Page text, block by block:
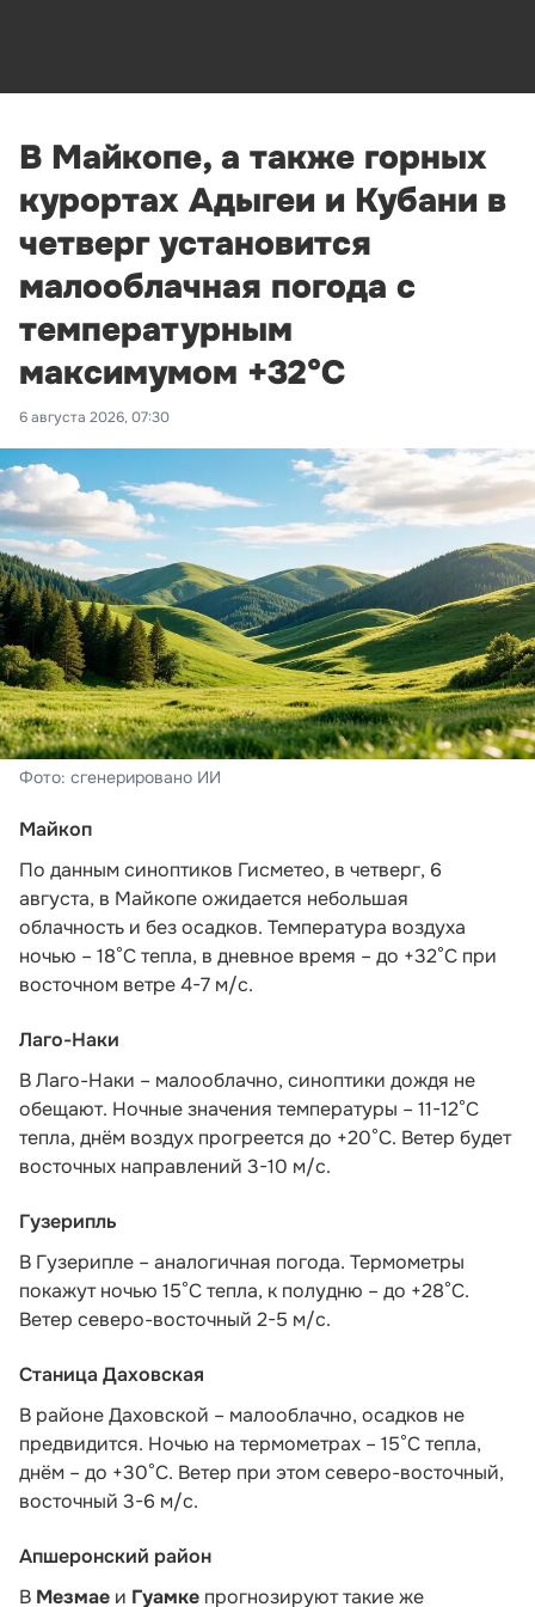
В Майкопе, а также горных
курортах Адыгеи и Кубани в
четверг установится
малооблачная погода с
температурным
максимумом +32°С
6 августа 2026, 07:30
Фото: сгенерировано ИИ
Майкоп
По данным синоптиков Гисметео, в четверг, 6
августа, в Майкопе ожидается небольшая
облачность и без осадков. Температура воздуха
ночью – 18°С тепла, в дневное время – до +32°С при
восточном ветре 4-7 м/с.
Лаго-Наки
В Лаго-Наки – малооблачно, синоптики дождя не
обещают. Ночные значения температуры – 11-12°С
тепла, днём воздух прогреется до +20°С. Ветер будет
восточных направлений 3-10 м/с.
Гузерипль
В Гузерипле – аналогичная погода. Термометры
покажут ночью 15°С тепла, к полудню – до +28°С.
Ветер северо-восточный 2-5 м/с.
Станица Даховская
В районе Даховской – малооблачно, осадков не
предвидится. Ночью на термометрах – 15°C тепла,
днём – до +30°C. Ветер при этом северо-восточный,
восточный 3-6 м/с.
Апшеронский район
В Мезмае и Гуамке прогнозируют такие же